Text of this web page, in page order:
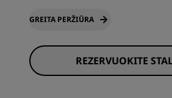
GREITA PERŽIŪRA
REZERVUOKITE